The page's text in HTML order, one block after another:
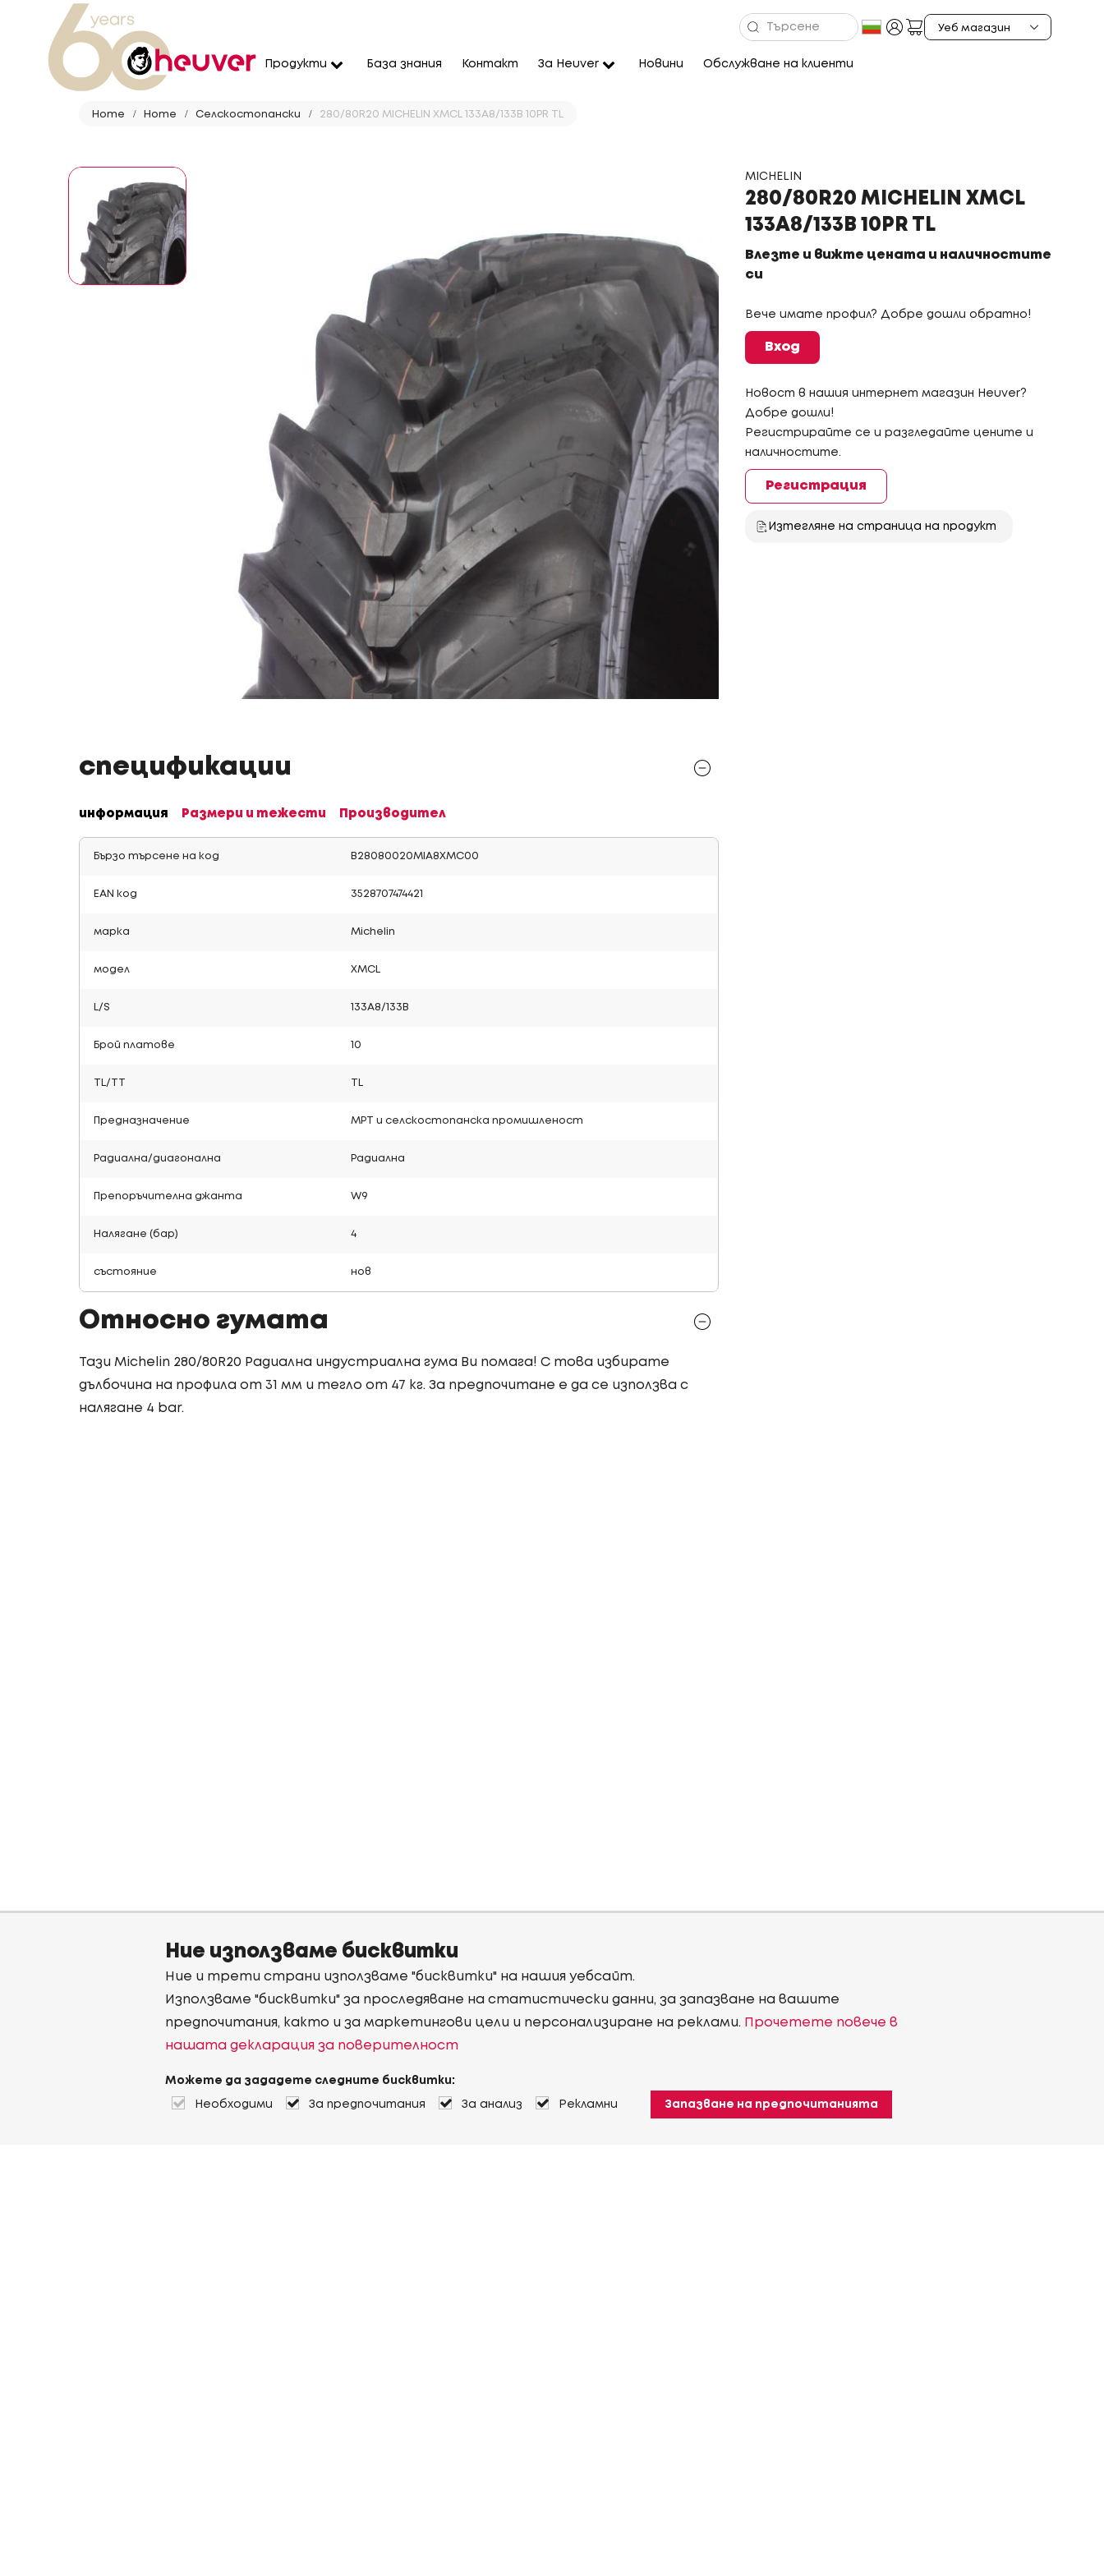
Продукти База знания Контакт За Heuver Новини Обслужване на клиенти
Home Home Селскостопански 280/80R20 MICHELIN XMCL 133A8/133B 10PR TL
MICHELIN
280/80R20 MICHELIN XMCL
133A8/133B 10PR TL
Влезте и вижте цената и наличностите
си
Вече имате профил? Добре дошли обратно!
Вход
Новост в нашия интернет магазин Heuver?
Добре дошли!
Регистрирайте се и разгледайте цените и
наличностите.
Регистрация
Изтегляне на страница на продукт
спецификации
информация Размери и тежести Производител
Бързо търсене на код B28080020MIA8XMC00
EAN код 3528707474421
марка Michelin
модел XMCL
L/S 133A8/133B
Брой платове 10
TL/TT
Предназначение МРТ и селскостопанска промишленост
Радиална/диагонална Радиална
Препоръчителна джанта W9
Налягане (бар) 4
състояние нов
Относно гумата
Тази Michelin 280/80R20 Радиална индустриална гума Ви помага! С това избирате
дълбочина на профила от 31 мм и тегло от 47 кг. За предпочитане е да се използва с
налягане 4 bar.
Ние използваме бисквитки
Ние и трети страни използваме "бисквитки" на нашия уебсайт.
Използваме "бисквитки" за проследяване на статистически данни, за запазване на вашите
предпочитания, както и за маркетингови цели и персонализиране на реклами. Прочетете повече в
нашата декларация за поверителност
Можете да зададете следните бисквитки:
Необходими За предпочитания За анализ Рекламни Запазване на предпочитанията